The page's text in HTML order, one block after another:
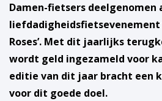
Damen-fietsers deelgenomen
liefdadigheidsfietsevenement
Roses’. Met dit jaarlijks
wordt geld ingezameld voor
editie van dit jaar bracht een
voor dit goede doel.